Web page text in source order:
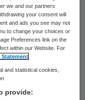
niet alleen
die ook
De app is een
we and our partners
your consent will
and ads you see may not
to change your choices or
Preferences link on the
within our Website. For
Statement
and statistical cookies,
provide: